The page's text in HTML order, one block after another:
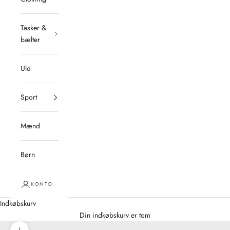
Tasker &
bælter
Uld
Sport
Mænd
Børn
KONTO
Indkøbskurv
Din indkøbskurv er tom